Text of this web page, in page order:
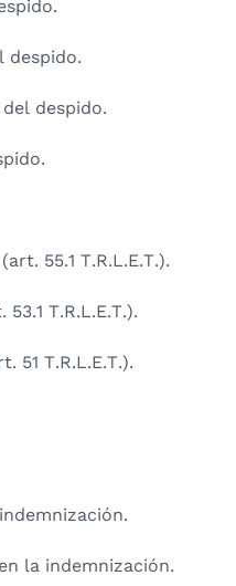
despido.
despido.
55.1 T.R.L.E.T.).
T.R.L.E.T.).
51 T.R.L.E.T.).
la indemnización.